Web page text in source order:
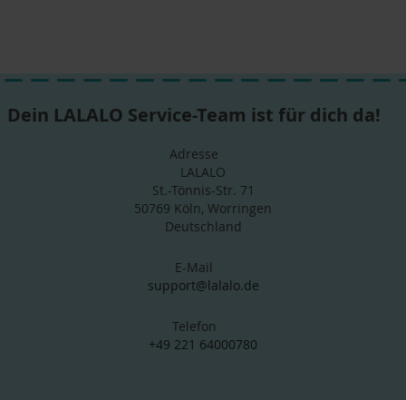
Dein LALALO Service-Team ist für dich da!
Adresse
LALALO
St.-Tönnis-Str. 71
50769 Köln, Worringen
Deutschland
E-Mail
support@lalalo.de
Telefon
+49 221 64000780